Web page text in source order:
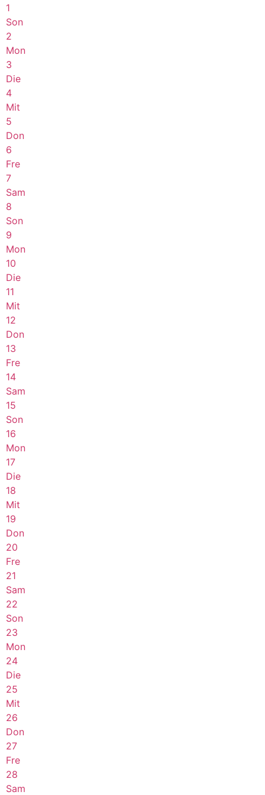
1
Son
2
Mon
3
Die
4
Mit
5
Don
6
Fre
7
Sam
8
Son
9
Mon
10
Die
11
Mit
12
Don
13
Fre
14
Sam
15
Son
16
Mon
17
Die
18
Mit
19
Don
20
Fre
21
Sam
22
Son
23
Mon
24
Die
25
Mit
26
Don
27
Fre
28
Sam